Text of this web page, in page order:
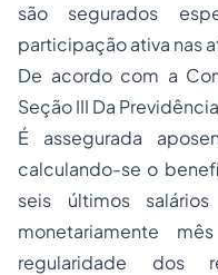
são segurados
participação ativa nas
De acordo com a
Seção III Da
É assegurada
calculando-se o
seis últimos
monetariamente
regularidade dos